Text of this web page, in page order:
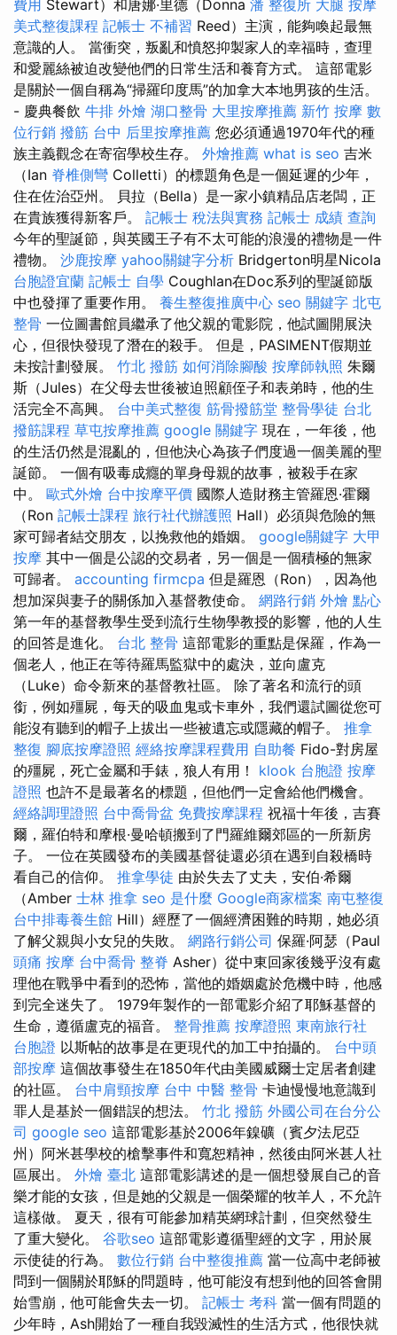
費用 Stewart）和唐娜·里德（Donna 潘 整復所 大腿 按摩
美式整復課程 記帳士 不補習 Reed）主演，能夠喚起最無
意識的人。 當衝突，叛亂和憤怒抑製家人的幸福時，查理
和愛麗絲被迫改變他們的日常生活和養育方式。 這部電影
是關於一個自稱為“掃羅印度馬”的加拿大本地男孩的生活。
- 慶典餐飲 牛排 外燴 湖口整骨 大里按摩推薦 新竹 按摩 數
位行銷 撥筋 台中 后里按摩推薦 您必須通過1970年代的種
族主義觀念在寄宿學校生存。 外燴推薦 what is seo 吉米
（Ian 脊椎側彎 Colletti）的標題角色是一個延遲的少年，
住在佐治亞州。 貝拉（Bella）是一家小鎮精品店老闆，正
在貴族獲得新客戶。 記帳士 稅法與實務 記帳士 成績 查詢
今年的聖誕節，與英國王子有不太可能的浪漫的禮物是一件
禮物。 沙鹿按摩 yahoo關鍵字分析 Bridgerton明星Nicola
台胞證宜蘭 記帳士 自學 Coughlan在Doc系列的聖誕節版
中也發揮了重要作用。 養生整復推廣中心 seo 關鍵字 北屯
整骨 一位圖書館員繼承了他父親的電影院，他試圖開展決
心，但很快發現了潛在的殺手。 但是，PASIMENT假期並
未按計劃發展。 竹北 撥筋 如何消除腳酸 按摩師執照 朱爾
斯（Jules）在父母去世後被迫照顧侄子和表弟時，他的生
活完全不高興。 台中美式整復 筋骨撥筋堂 整骨學徒 台北
撥筋課程 草屯按摩推薦 google 關鍵字 現在，一年後，他
的生活仍然是混亂的，但他決心為孩子們度過一個美麗的聖
誕節。 一個有吸毒成癮的單身母親的故事，被殺手在家
中。 歐式外燴 台中按摩平價 國際人造財務主管羅恩·霍爾
（Ron 記帳士課程 旅行社代辦護照 Hall）必須與危險的無
家可歸者結交朋友，以挽救他的婚姻。 google關鍵字 大甲
按摩 其中一個是公認的交易者，另一個是一個積極的無家
可歸者。 accounting firmcpa 但是羅恩（Ron），因為他
想加深與妻子的關係加入基督教使命。 網路行銷 外燴 點心
第一年的基督教學生受到流行生物學教授的影響，他的人生
的回答是進化。 台北 整骨 這部電影的重點是保羅，作為一
個老人，他正在等待羅馬監獄中的處決，並向盧克
（Luke）命令新來的基督教社區。 除了著名和流行的頭
銜，例如殭屍，每天的吸血鬼或卡車外，我們還試圖從您可
能沒有聽到的帽子上拔出一些被遺忘或隱藏的帽子。 推拿
整復 腳底按摩證照 經絡按摩課程費用 自助餐 Fido-對房屋
的殭屍，死亡金屬和手錶，狼人有用！ klook 台胞證 按摩
證照 也許不是最著名的標題，但他們一定會給他們機會。
經絡調理證照 台中喬骨盆 免費按摩課程 祝福十年後，吉賽
爾，羅伯特和摩根·曼哈頓搬到了門羅維爾郊區的一所新房
子。 一位在英國發布的美國基督徒還必須在遇到自殺橋時
看自己的信仰。 推拿學徒 由於失去了丈夫，安伯·希爾
（Amber 士林 推拿 seo 是什麼 Google商家檔案 南屯整復
台中排毒養生館 Hill）經歷了一個經濟困難的時期，她必須
了解父親與小女兒的失敗。 網路行銷公司 保羅·阿瑟（Paul
頭痛 按摩 台中喬骨 整脊 Asher）從中東回家後幾乎沒有處
理他在戰爭中看到的恐怖，當他的婚姻處於危機中時，他感
到完全迷失了。 1979年製作的一部電影介紹了耶穌基督的
生命，遵循盧克的福音。 整骨推薦 按摩證照 東南旅行社
台胞證 以斯帖的故事是在更現代的加工中拍攝的。 台中頭
部按摩 這個故事發生在1850年代由美國威爾士定居者創建
的社區。 台中肩頸按摩 台中 中醫 整骨 卡迪慢慢地意識到
罪人是基於一個錯誤的想法。 竹北 撥筋 外國公司在台分公
司 google seo 這部電影基於2006年鎳礦（賓夕法尼亞
州）阿米甚學校的槍擊事件和寬恕精神，然後由阿米甚人社
區展出。 外燴 臺北 這部電影講述的是一個想發展自己的音
樂才能的女孩，但是她的父親是一個榮耀的牧羊人，不允許
這樣做。 夏天，很有可能參加精英網球計劃，但突然發生
了重大變化。 谷歌seo 這部電影遵循聖經的文字，用於展
示使徒的行為。 數位行銷 台中整復推薦 當一位高中老師被
問到一個關於耶穌的問題時，他可能沒有想到他的回答會開
始雪崩，他可能會失去一切。 記帳士 考科 當一個有問題的
少年時，Ash開始了一種自我毀滅性的生活方式，他很快就